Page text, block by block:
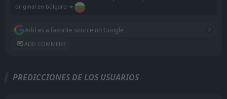
original en búlgaro ➔
Add as a favorite source on Google
ADD COMMENT
PREDICCIONES DE LOS USUARIOS